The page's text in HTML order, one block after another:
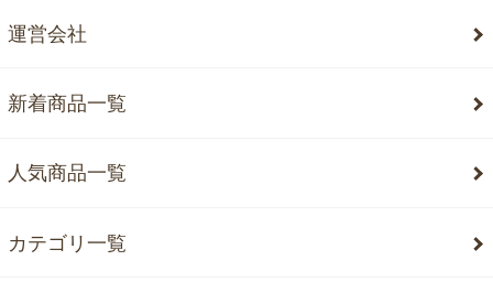
運営会社
新着商品一覧
人気商品一覧
カテゴリ一覧